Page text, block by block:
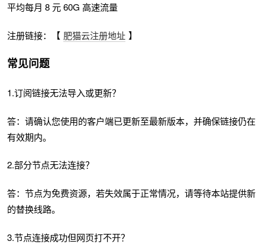
平均每月 8 元 60G 高速流量
注册链接：【 肥猫云注册地址 】
常见问题
1.订阅链接无法导入或更新？
答：请确认您使用的客户端已更新至最新版本，并确保链接仍在
有效期内。
2.部分节点无法连接？
答：节点为免费资源，若失效属于正常情况，请等待本站提供新
的替换线路。
3.节点连接成功但网页打不开？